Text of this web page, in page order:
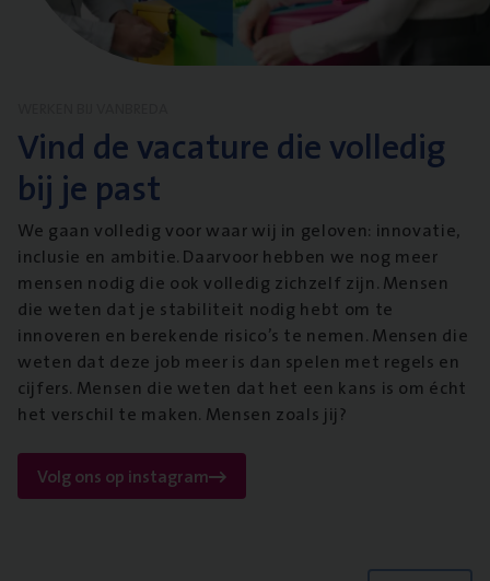
Vind de vacature die volledig
bij je past
We gaan volledig voor waar wij in geloven: innovatie,
inclusie en ambitie. Daarvoor hebben we nog meer
mensen nodig die ook volledig zichzelf zijn. Mensen
die weten dat je stabiliteit nodig hebt om te
innoveren en berekende risico’s te nemen. Mensen die
weten dat deze job meer is dan spelen met regels en
cijfers. Mensen die weten dat het een kans is om écht
het verschil te maken. Mensen zoals jij?
Volg ons op instagram